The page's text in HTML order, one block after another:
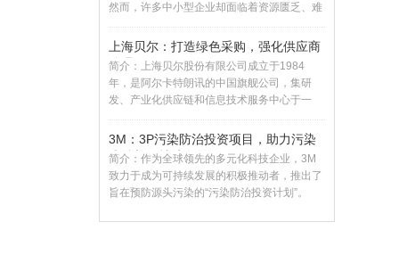
然而，许多中小型企业却面临着资源匮乏、难
以在
上海贝尔：打造绿色采购，强化供应商
管理
简介：上海贝尔股份有限公司成立于1984
年，是阿尔卡特朗讯的中国旗舰公司，集研
发、产业化供应链和信息技术服务中心于一
体。
3M：3P污染防治投资项目，助力污染
防治与可持续发展
简介：作为全球领先的多元化科技企业，3M
致力于成为可持续发展的积极推动者，推出了
旨在预防源头污染的“污染防治投资计划”。